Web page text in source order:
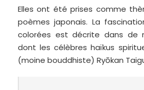
Elles ont été prises comme
poèmes japonais. La
colorées est décrite dans de
dont les célèbres haïkus
(moine bouddhiste) Ryōkan